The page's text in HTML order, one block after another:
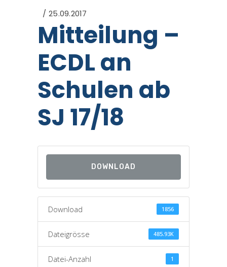
25.09.2017
Mitteilung –
ECDL an
Schulen ab
SJ 17/18
DOWNLOAD
Download 1856
Dateigrösse 485.93K
Datei-Anzahl 1